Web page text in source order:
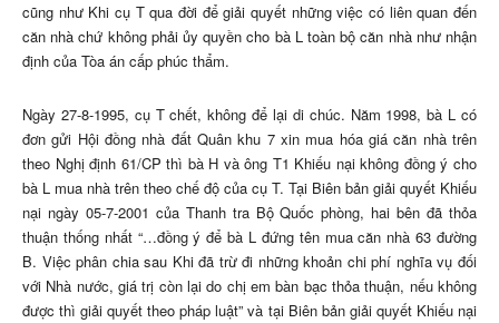
cũng như Khi cụ T qua đời để giải quyết những việc có liên quan đến
căn nhà chứ không phải ủy quyền cho bà L toàn bộ căn nhà như nhận
định của Tòa án cấp phúc thẩm.
Ngày 27-8-1995, cụ T chết, không để lại di chúc. Năm 1998, bà L có
đơn gửi Hội đồng nhà đất Quân khu 7 xin mua hóa giá căn nhà trên
theo Nghị định 61/CP thì bà H và ông T1 Khiếu nại không đồng ý cho
bà L mua nhà trên theo chế độ của cụ T. Tại Biên bản giải quyết Khiếu
nại ngày 05-7-2001 của Thanh tra Bộ Quốc phòng, hai bên đã thỏa
thuận thống nhất “…đồng ý để bà L đứng tên mua căn nhà 63 đường
B. Việc phân chia sau Khi đã trừ đi những khoản chi phí nghĩa vụ đối
với Nhà nước, giá trị còn lại do chị em bàn bạc thỏa thuận, nếu không
được thì giải quyết theo pháp luật” và tại Biên bản giải quyết Khiếu nại